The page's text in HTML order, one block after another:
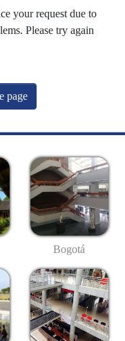
your request due to
Please try again
page
Bogotá